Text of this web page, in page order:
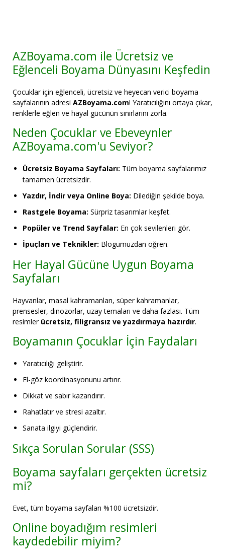
AZBoyama.com ile Ücretsiz ve
Eğlenceli Boyama Dünyasını Keşfedin
Çocuklar için eğlenceli, ücretsiz ve heyecan verici boyama
sayfalarının adresi AZBoyama.com! Yaratıcılığını ortaya çıkar,
renklerle eğlen ve hayal gücünün sınırlarını zorla.
Neden Çocuklar ve Ebeveynler
AZBoyama.com'u Seviyor?
Ücretsiz Boyama Sayfaları: Tüm boyama sayfalarımız
tamamen ücretsizdir.
Yazdır, İndir veya Online Boya: Dilediğin şekilde boya.
Rastgele Boyama: Sürpriz tasarımlar keşfet.
Popüler ve Trend Sayfalar: En çok sevilenleri gör.
İpuçları ve Teknikler: Blogumuzdan öğren.
Her Hayal Gücüne Uygun Boyama
Sayfaları
Hayvanlar, masal kahramanları, süper kahramanlar,
prensesler, dinozorlar, uzay temaları ve daha fazlası. Tüm
resimler ücretsiz, filigransız ve yazdırmaya hazırdır.
Boyamanın Çocuklar İçin Faydaları
Yaratıcılığı geliştirir.
El-göz koordinasyonunu artırır.
Dikkat ve sabır kazandırır.
Rahatlatır ve stresi azaltır.
Sanata ilgiyi güçlendirir.
Sıkça Sorulan Sorular (SSS)
Boyama sayfaları gerçekten ücretsiz
mi?
Evet, tüm boyama sayfaları %100 ücretsizdir.
Online boyadığım resimleri
kaydedebilir miyim?